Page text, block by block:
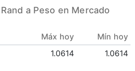
a Peso en Mercado
Máx hoy
Mín hoy
1.0614 1.0614